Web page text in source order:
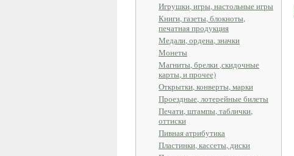
Игрушки, игры, настольные игры
Книги, газеты, блокноты,
печатная продукция
Медали, ордена, значки
Монеты
Магниты, брелки ,скидочные
карты, и прочее)
Открытки, конверты, марки
Проездные, лотерейные билеты
Печати, штампы, таблички,
оттиски
Пивная атрибутика
Пластинки, кассеты, диски